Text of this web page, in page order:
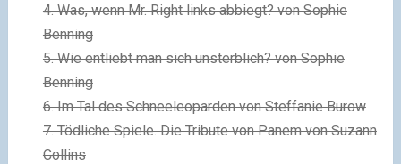
4. Was, wenn Mr. Right links abbiegt? von Sophie
Benning
5. Wie entliebt man sich unsterblich? von Sophie
Benning
6. Im Tal des Schneeleoparden von Steffanie Burow
7. Tödliche Spiele. Die Tribute von Panem von Suzann
Collins